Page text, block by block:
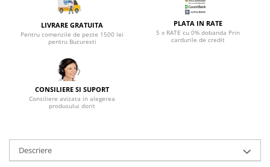
Seturi mobilier hol
Stender haine
Suport pentru umerase
Mobilier gradinita
Mese gradinita
Set mese si scaune gradinita
Mobilier copii
LIVRARE GRATUITA
Pentru comenzile de peste 1500 lei
pentru Bucuresti
PLATA IN RATE
5 x RATE cu 0% dobanda Prin
cardurile de credit
CONSILIERE SI SUPORT
Consiliere avizata in alegerea
produsului dorit
Descriere